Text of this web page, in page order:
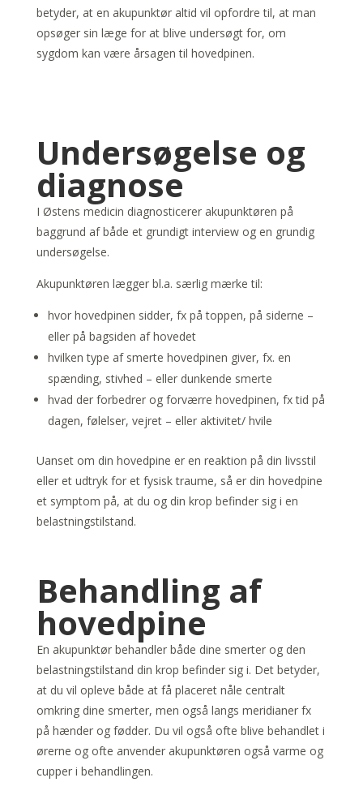
betyder, at en akupunktør altid vil opfordre til, at man
opsøger sin læge for at blive undersøgt for, om
sygdom kan være årsagen til hovedpinen.
Undersøgelse og
diagnose
I Østens medicin diagnosticerer akupunktøren på
baggrund af både et grundigt interview og en grundig
undersøgelse.
Akupunktøren lægger bl.a. særlig mærke til:
hvor hovedpinen sidder, fx på toppen, på siderne –
eller på bagsiden af hovedet
hvilken type af smerte hovedpinen giver, fx. en
spænding, stivhed – eller dunkende smerte
hvad der forbedrer og forværre hovedpinen, fx tid på
dagen, følelser, vejret – eller aktivitet/ hvile
Uanset om din hovedpine er en reaktion på din livsstil
eller et udtryk for et fysisk traume, så er din hovedpine
et symptom på, at du og din krop befinder sig i en
belastningstilstand.
Behandling af
hovedpine
En akupunktør behandler både dine smerter og den
belastningstilstand din krop befinder sig i. Det betyder,
at du vil opleve både at få placeret nåle centralt
omkring dine smerter, men også langs meridianer fx
på hænder og fødder. Du vil også ofte blive behandlet i
ørerne og ofte anvender akupunktøren også varme og
cupper i behandlingen.